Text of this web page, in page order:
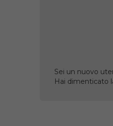
Sei un nuovo
Hai dimenticato